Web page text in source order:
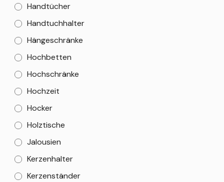
Handtücher
Handtuchhalter
Hängeschränke
Hochbetten
Hochschränke
Hochzeit
Hocker
Holztische
Jalousien
Kerzenhalter
Kerzenständer